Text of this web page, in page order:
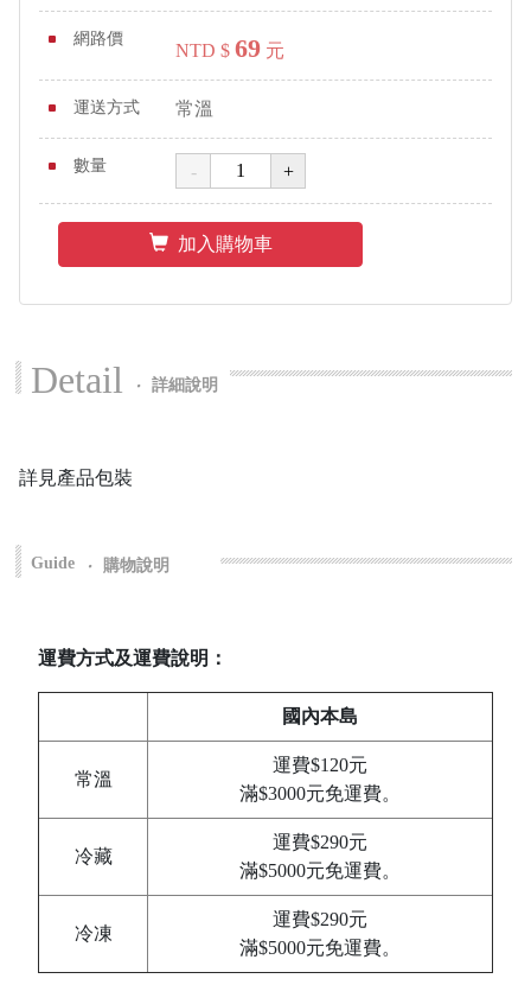
網路價
NTD $ 69 元
運送方式 常溫
數量
加入購物車
Detail ‧ 詳細說明
詳見產品包裝
Guide ‧ 購物說明
運費方式及運費說明：
國內本島
常溫
運費$120元
滿$3000元免運費。
冷藏
運費$290元
滿$5000元免運費。
冷凍
運費$290元
滿$5000元免運費。